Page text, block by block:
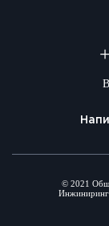
© 2021